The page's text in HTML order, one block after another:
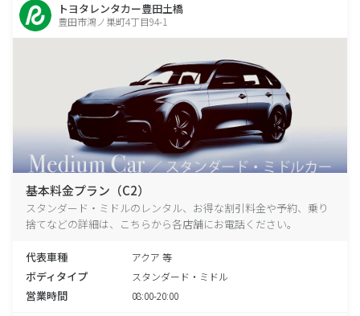
トヨタレンタカー豊田土橋
豊田市鴻ノ巣町4丁目94-1
基本料金プラン（C2）
スタンダード・ミドルのレンタル、お得な割引料金や予約、乗り
捨てなどの詳細は、こちらから各店舗にお電話ください。
代表車種 アクア 等
ボディタイプ スタンダード・ミドル
営業時間 08:00-20:00